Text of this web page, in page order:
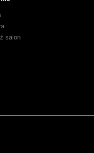
salon